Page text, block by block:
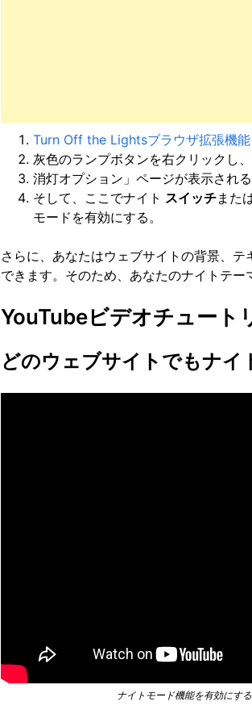
Turn Off the Lightsブラウザ拡張機能
灰色のランプボタンを右クリックし
消灯オプション」ページが表示され
そして、ここでナイト スイッチまた
モードを有効にする。
さらに、あなたはウェブサイトの背景、
できます。そのため、あなたのナイトテー
YouTubeビデオチュート
どのウェブサイトでもナイ
ナイトモード機能を有効にす